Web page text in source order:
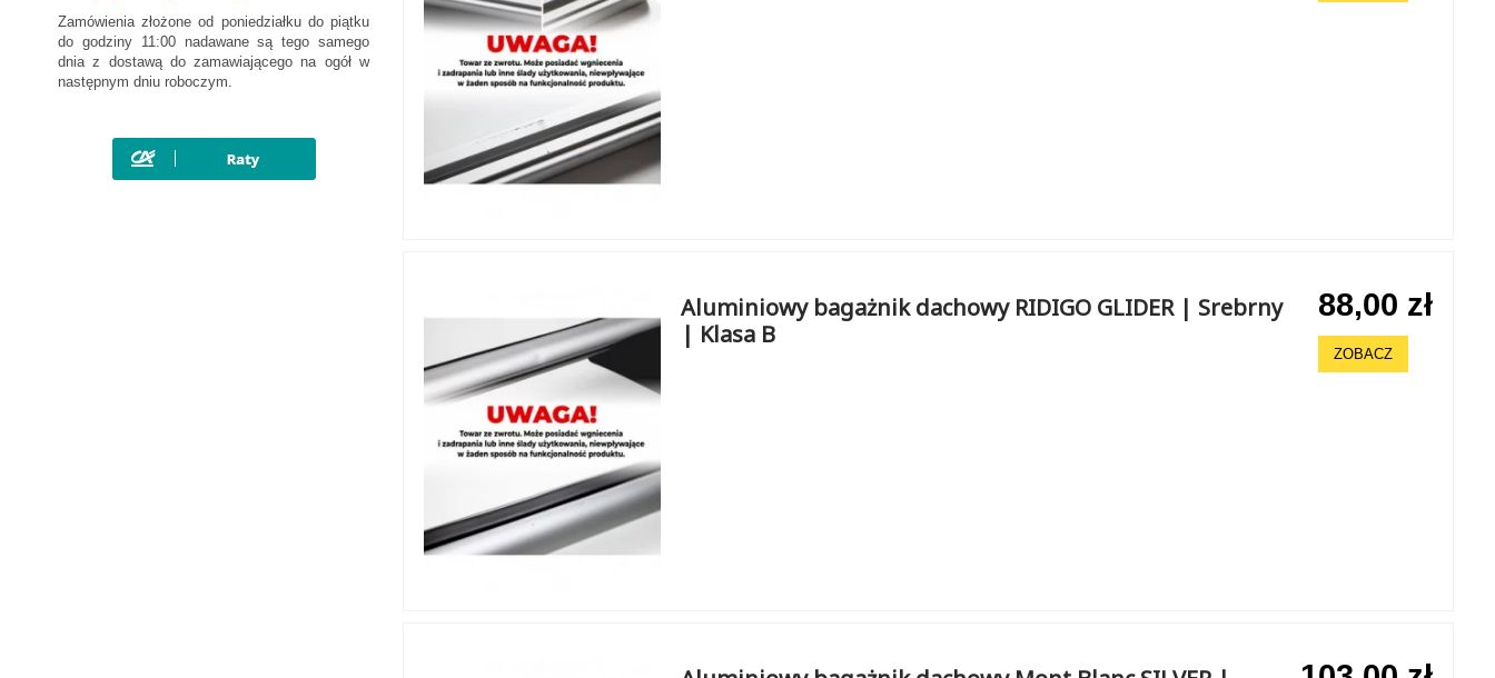
Aluminiowy bagażnik dachowy RIDIGO GLIDER | Srebrny
| Klasa B
88,00 zł
ZOBACZ
Zamówienia złożone od poniedziałku do piątku
do godziny 11:00 nadawane są tego samego
dnia z dostawą do zamawiającego na ogół w
następnym dniu roboczym.